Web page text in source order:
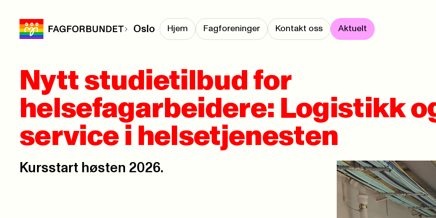
Oslo Hjem Fagforeninger Kontakt oss Aktuelt
Nytt studietilbud for
helsefagarbeidere: Logistikk
service i helsetjenesten
Kursstart høsten 2026.